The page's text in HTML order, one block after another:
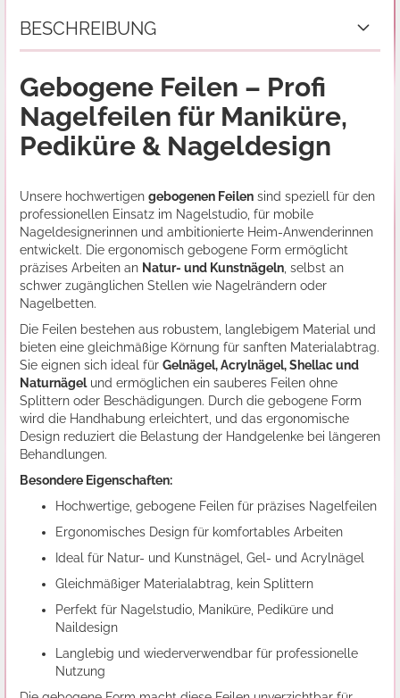
BESCHREIBUNG
Gebogene Feilen – Profi
Nagelfeilen für Maniküre,
Pediküre & Nageldesign
Unsere hochwertigen gebogenen Feilen sind speziell für den
professionellen Einsatz im Nagelstudio, für mobile
Nageldesignerinnen und ambitionierte Heim-Anwenderinnen
entwickelt. Die ergonomisch gebogene Form ermöglicht
präzises Arbeiten an Natur- und Kunstnägeln , selbst an
schwer zugänglichen Stellen wie Nagelrändern oder
Nagelbetten.
Die Feilen bestehen aus robustem, langlebigem Material und
bieten eine gleichmäßige Körnung für sanften Materialabtrag.
Sie eignen sich ideal für Gelnägel, Acrylnägel, Shellac und
Naturnägelund ermöglichen ein sauberes Feilen ohne
Splittern oder Beschädigungen. Durch die gebogene Form
wird die Handhabung erleichtert, und das ergonomische
Design reduziert die Belastung der Handgelenke bei längeren
Behandlungen.
Besondere Eigenschaften:
Hochwertige, gebogene Feilen für präzises Nagelfeilen
Ergonomisches Design für komfortables Arbeiten
Ideal für Natur- und Kunstnägel, Gel- und Acrylnägel
Gleichmäßiger Materialabtrag, kein Splittern
Perfekt für Nagelstudio, Maniküre, Pediküre und
Naildesign
Langlebig und wiederverwendbar für professionelle
Nutzung